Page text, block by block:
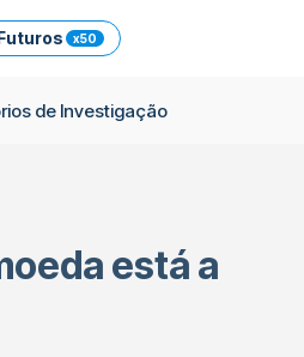
x50
de Investigação
está a